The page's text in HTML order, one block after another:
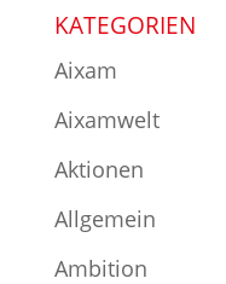
KATEGORIEN
Aixam
Aixamwelt
Aktionen
Allgemein
Ambition